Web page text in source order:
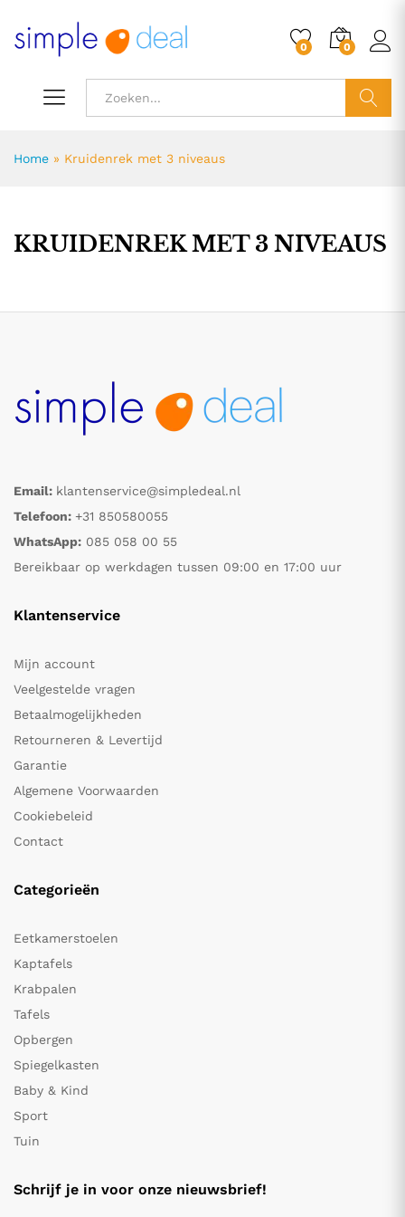
0 0
Home » Kruidenrek met 3 niveaus
KRUIDENREK MET 3 NIVEAUS
Email: klantenservice@simpledeal.nl
Telefoon: +31 850580055
WhatsApp: 085 058 00 55
Bereikbaar op werkdagen tussen 09:00 en 17:00 uur
Klantenservice
Mijn account
Veelgestelde vragen
Betaalmogelijkheden
Retourneren & Levertijd
Garantie
Algemene Voorwaarden
Cookiebeleid
Contact
Categorieën
Eetkamerstoelen
Kaptafels
Krabpalen
Tafels
Opbergen
Spiegelkasten
Baby & Kind
Sport
Tuin
Schrijf je in voor onze nieuwsbrief!